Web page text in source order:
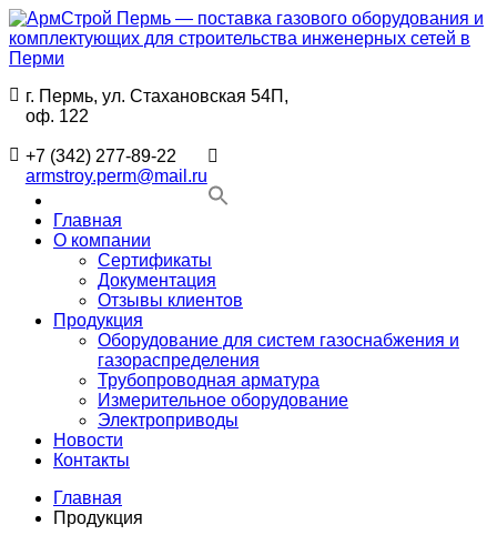
Перейти
к
содержимому
АрмСтрой
—
поставка
оборудования
комплектующих
строительства
инженерных
сетей
Поставки
газового
оборудования
комплектующих
строительства
г. Пермь, ул. Стахановская 54П,
оф. 122
+7 (342) 277-89-22
armstroy.perm@mail.ru
Главная
О компании
Сертификаты
Документация
Отзывы клиентов
Продукция
Оборудование для систем газоснабжения и
газораспределения
Трубопроводная арматура
Измерительное оборудование
Электроприводы
Новости
Контакты
Главная
Продукция